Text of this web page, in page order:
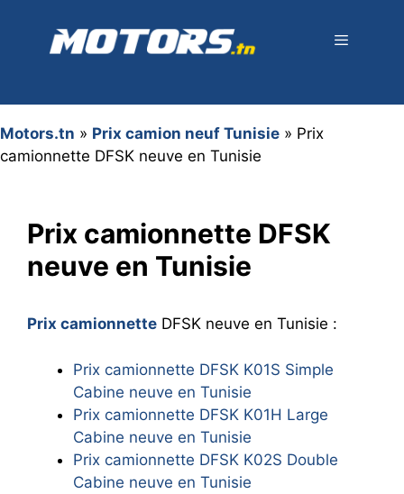
contenu
Motors.tn » Prix camion neuf Tunisie » Prix
camionnette DFSK neuve en Tunisie
Prix camionnette DFSK
neuve en Tunisie
Prix camionnette DFSK neuve en Tunisie :
Prix camionnette DFSK K01S Simple
Cabine neuve en Tunisie
Prix camionnette DFSK K01H Large
Cabine neuve en Tunisie
Prix camionnette DFSK K02S Double
Cabine neuve en Tunisie